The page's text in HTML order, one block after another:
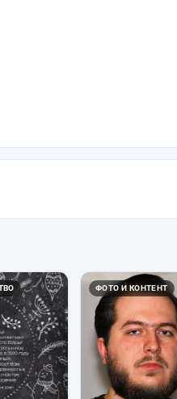
ФОТО И КОНТЕНТ